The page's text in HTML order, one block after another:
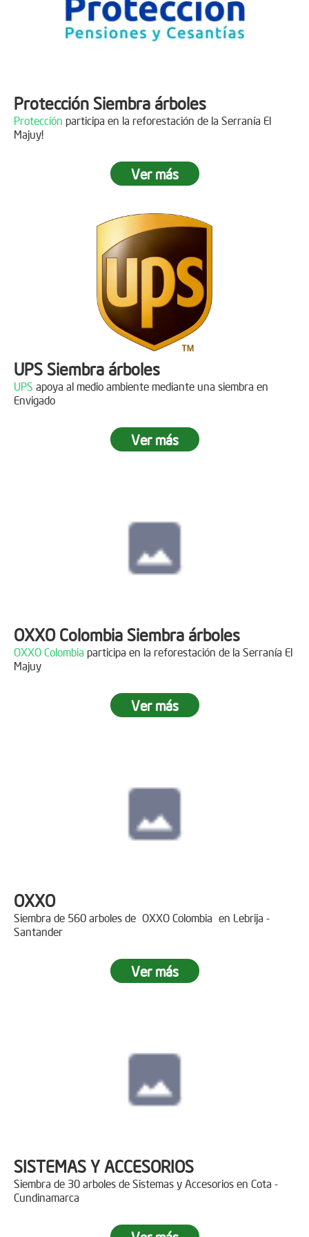
DINISSANpor plantar 400 árboles en el páramo de
Protección Siembra árboles
Protección participa en la reforestación de la Serranía El
Majuy!
Ver más
UPS Siembra árboles
UPS apoya al medio ambiente mediante una siembra en
Envigado
Ver más
OXXO Colombia Siembra árboles
OXXO Colombia participa en la reforestación de la Serranía El
Majuy
Ver más
OXXO
Siembra de 560 arboles de OXXO Colombia en Lebrija -
Santander
Ver más
SISTEMAS Y ACCESORIOS
Siembra de 30 arboles de Sistemas y Accesorios en Cota -
Cundinamarca